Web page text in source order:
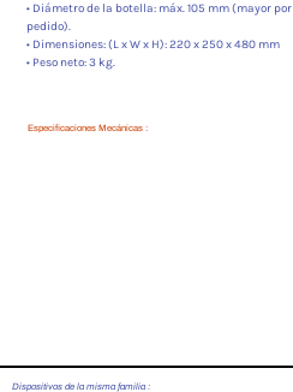
• Diámetro de la botella: máx. 105 mm (mayor por
pedido).
• Dimensiones: (L x W x H): 220 x 250 x 480 mm
• Peso neto: 3 kg.
Especificaciones Mecánicas :
Dispositivos de la misma familia :